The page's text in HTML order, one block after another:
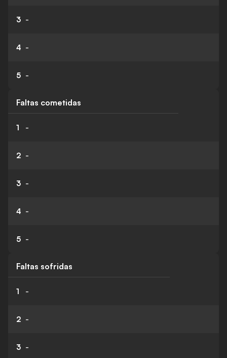
3 -
4 -
5 -
Faltas cometidas
1 -
2 -
3 -
4 -
5 -
Faltas sofridas
1 -
2 -
3 -